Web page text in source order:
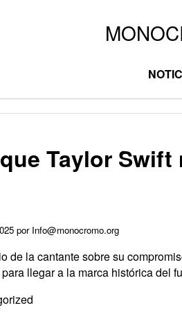
Taylor
por Info@monocromo.org
de la cantante sobre su
llegar a la marca histórica del